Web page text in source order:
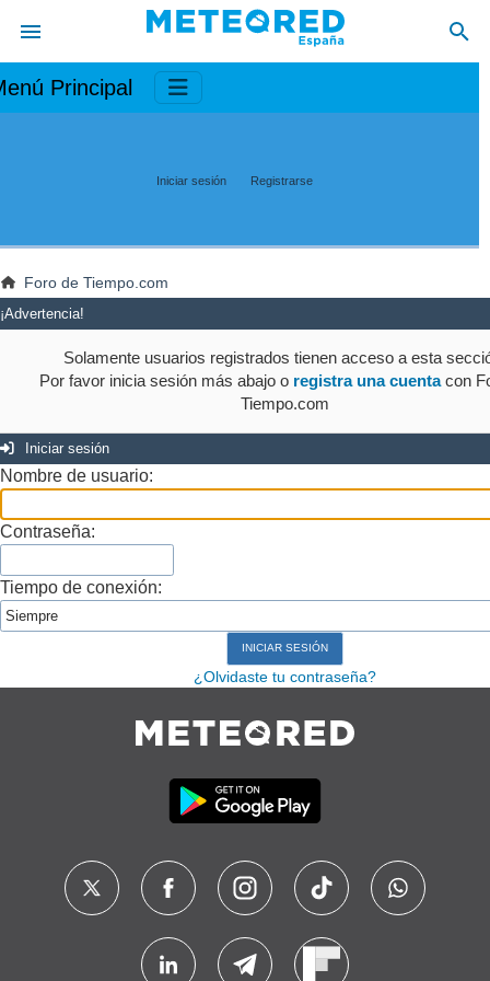
Principal
Iniciar sesión Registrarse
Foro de Tiempo.com
¡Advertencia!
Solamente usuarios registrados tienen acceso a esta
Por favor inicia sesión más abajo o registra una cuentacon
Tiempo.com
Iniciar sesión
Nombre de usuario:
Contraseña:
Tiempo de conexión:
¿Olvidaste tu contraseña?